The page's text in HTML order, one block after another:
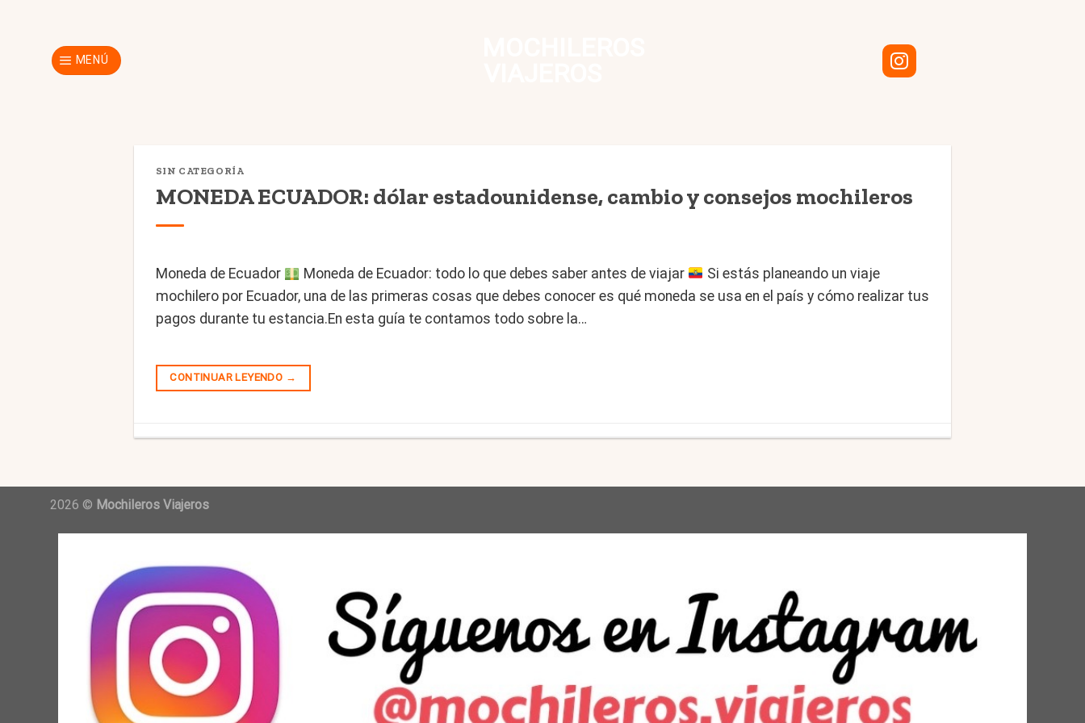
MENÚ
SIN CATEGORÍA
MONEDA ECUADOR: dólar estadounidense, cambio y consejos mochileros
Moneda de Ecuador Moneda de Ecuador: todo lo que debes saber antes de viajar
Si estás planeando un viaje
mochilero por Ecuador, una de las primeras cosas que debes conocer es qué moneda se usa en el país y cómo realizar tus
pagos durante tu estancia.En esta guía te contamos todo sobre la…
CONTINUAR LEYENDO →
2026 © Mochileros Viajeros